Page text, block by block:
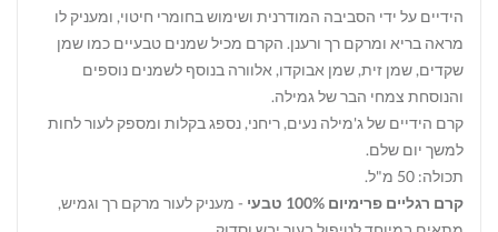
הידיים על ידי הסביבה המודרנית ושימוש בחומרי חיטוי, ומעניק לו
מראה בריא ומרקם רך ורענן. הקרם מכיל שמנים טבעיים כמו שמן
שקדים, שמן זית, שמן אבוקדו, אלוורה בנוסף לשמנים נוספים
והנוסחת צמחי הבר של גמילה.
קרם הידיים של ג'מילה נעים, ריחני, נספג בקלות ומספק לעור לחות
למשך יום שלם.
תכולה: 50 מ"ל.
קרם רגליים פרימיום 100% טבעי
- מעניק לעור מרקם רך וגמיש,